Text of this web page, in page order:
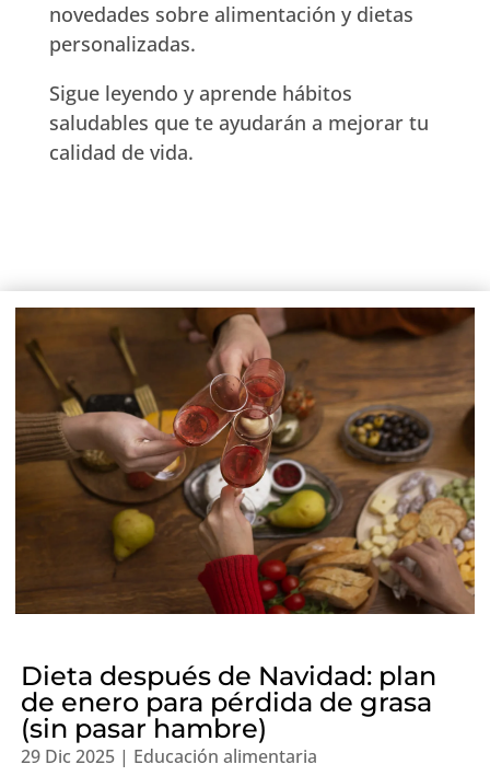
novedades sobre alimentación y dietas
personalizadas.
Sigue leyendo y aprende hábitos
saludables que te ayudarán a mejorar tu
calidad de vida.
Dieta después de Navidad: plan
de enero para pérdida de grasa
(sin pasar hambre)
29 Dic 2025 | Educación alimentaria